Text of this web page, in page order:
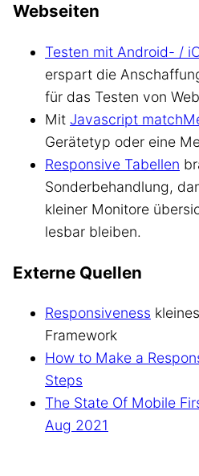
Webseiten
Testen mit Android- /
erspart die
für das Testen von
Mit Javascript
Gerätetyp oder eine
Responsive Tabellen
Sonderbehandlung,
kleiner Monitore
lesbar bleiben.
Externe Quellen
Responsiveness
Framework
How to Make a
Steps
The State Of Mobile
Aug 2021